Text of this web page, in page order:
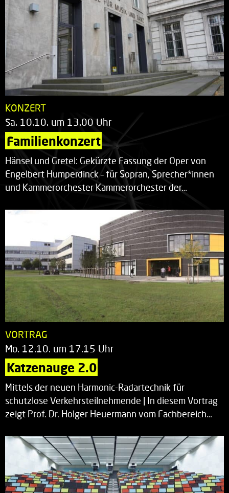
KONZERT
Sa. 10.10. um 13.00 Uhr
Familienkonzert
Hänsel und Gretel: Gekürzte Fassung der Oper von
Engelbert Humperdinck – für Sopran, Sprecher*innen
und Kammerorchester Kammerorchester der…
VORTRAG
Mo. 12.10. um 17.15 Uhr
Katzenauge 2.0
Mittels der neuen Harmonic-Radartechnik für
schutzlose Verkehrsteilnehmende | In diesem Vortrag
zeigt Prof. Dr. Holger Heuermann vom Fachbereich…